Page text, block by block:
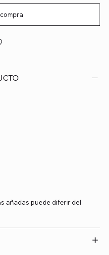
añadas puede diferir del